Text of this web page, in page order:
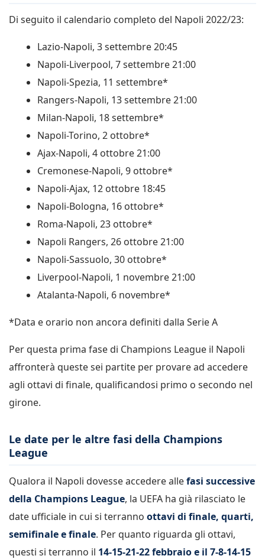
Di seguito il calendario completo del Napoli 2022/23:
Lazio-Napoli, 3 settembre 20:45
Napoli-Liverpool, 7 settembre 21:00
Napoli-Spezia, 11 settembre*
Rangers-Napoli, 13 settembre 21:00
Milan-Napoli, 18 settembre*
Napoli-Torino, 2 ottobre*
Ajax-Napoli, 4 ottobre 21:00
Cremonese-Napoli, 9 ottobre*
Napoli-Ajax, 12 ottobre 18:45
Napoli-Bologna, 16 ottobre*
Roma-Napoli, 23 ottobre*
Napoli Rangers, 26 ottobre 21:00
Napoli-Sassuolo, 30 ottobre*
Liverpool-Napoli, 1 novembre 21:00
Atalanta-Napoli, 6 novembre*
*Data e orario non ancora definiti dalla Serie A
Per questa prima fase di Champions League il Napoli
affronterà queste sei partite per provare ad accedere
agli ottavi di finale, qualificandosi primo o secondo nel
girone.
Le date per le altre fasi della Champions
League
Qualora il Napoli dovesse accedere allefasi successive
della Champions League, la UEFA ha già rilasciato le
date ufficiale in cui si terranno ottavi di finale, quarti,
semifinale e finale. Per quanto riguarda gli ottavi,
questi si terranno il 14-15-21-22 febbraio e il 7-8-14-15